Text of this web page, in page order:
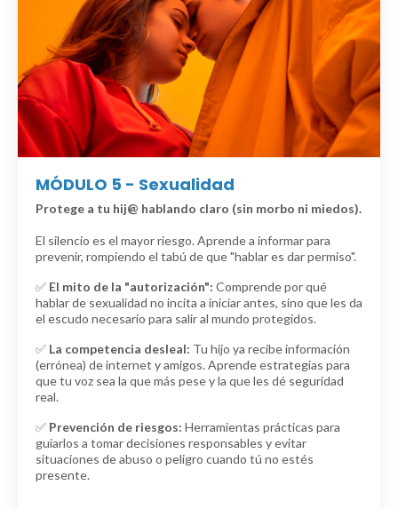
MÓDULO 5 - Sexualidad
Protege a tu hij@ hablando claro (sin morbo ni miedos).
El silencio es el mayor riesgo. Aprende a informar para
prevenir, rompiendo el tabú de que "hablar es dar permiso".
✅ El mito de la "autorización": Comprende por qué
hablar de sexualidad no incita a iniciar antes, sino que les da
el escudo necesario para salir al mundo protegidos.
✅ La competencia desleal: Tu hijo ya recibe información
(errónea) de internet y amigos. Aprende estrategias para
que tu voz sea la que más pese y la que les dé seguridad
real.
✅ Prevención de riesgos: Herramientas prácticas para
guiarlos a tomar decisiones responsables y evitar
situaciones de abuso o peligro cuando tú no estés
presente.